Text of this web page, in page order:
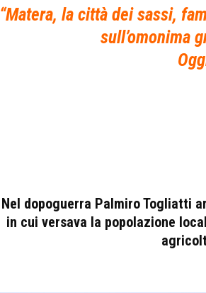
“Matera, la città dei sassi,
sull’omonima
Nel dopoguerra Palmiro Togliatti
in cui versava la popolazione